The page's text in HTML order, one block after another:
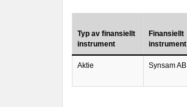
Typ av finansiellt
instrument
Finansiellt
instrument
Aktie Synsam AB